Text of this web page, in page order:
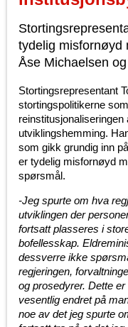
tydelig misfornøyd
Åse Michaelsen
Stortingsrepresentant
stortingspolitikerne
utviklingshemming.
som gikk grundig inn
er tydelig misfornøyd
spørsmål.
-Jeg spurte om hva
utviklingen der
fortsatt plasseres i
bofellesskap.
dessverre ikke
regjeringen,
og prosedyrer. Dette
vesentlig endret på
noe av det jeg spurte